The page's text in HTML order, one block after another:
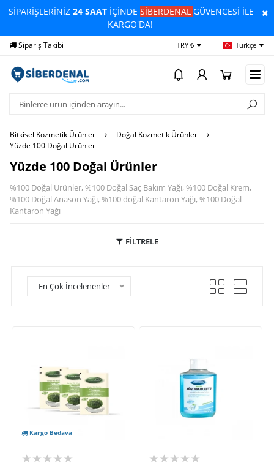
SİPARİŞLERİNİZ24 SAAT İÇİNDESİBERDENALGÜVENCESİ İLE
KARGO'DA!
Yardım Ödeme Bildirimi
TRY ₺ Türkçe
Bitkisel Kozmetik Ürünler
Doğal Kozmetik Ürünler
Yüzde 100 Doğal Ürünler
Yüzde 100 Doğal Ürünler
%100 Doğal Ürünler, %100 Doğal Saç Bakım Yağı, %100 Doğal Krem,
%100 Doğal Anason Yağı, %100 doğal Kantaron Yağı, %100 Doğal
Kantaron Yağı
FİLTRELE
En Çok İncelenenler
Kargo Bedava
★★★★★ ★★★★★